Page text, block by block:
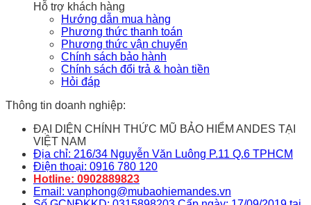
Hỗ trợ khách hàng
Hướng dẫn mua hàng
Phương thức thanh toán
Phương thức vận chuyển
Chính sách bảo hành
Chính sách đổi trả & hoàn tiền
Hỏi đáp
Thông tin doanh nghiệp:
ĐẠI DIỆN CHÍNH THỨC MŨ BẢO HIỂM ANDES TẠI
VIỆT NAM
Địa chỉ: 216/34 Nguyễn Văn Luông P.11 Q.6 TPHCM
Điện thoại: 0916 780 120
Hotline: 0902889823
Email: vanphong@mubaohiemandes.vn